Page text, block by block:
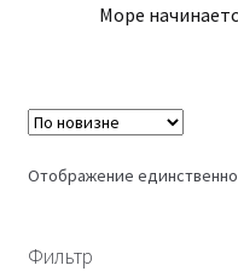
Море
Отображение
Фильтр